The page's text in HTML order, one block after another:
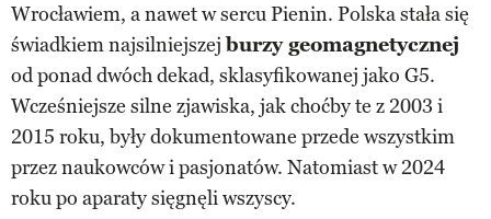
Wrocławiem, a nawet w sercu Pienin. Polska stała się
świadkiem najsilniejszejburzy geomagnetycznej
od ponad dwóch dekad, sklasyfikowanej jako G5.
Wcześniejsze silne zjawiska, jak choćby te z 2003 i
2015 roku, były dokumentowane przede wszystkim
przez naukowców i pasjonatów. Natomiast w 2024
roku po aparaty sięgnęli wszyscy.